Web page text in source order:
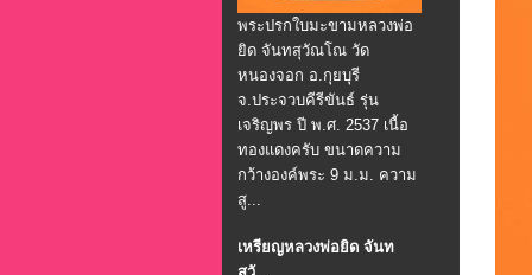
พระปรกใบมะขามหลวงพ่อ
ยิด จันทสุวัณโณ วัด
หนองจอก อ.กุยบุรี
จ.ประจวบคีรีขันธ์ รุ่น
เจริญพร ปี พ.ศ. 2537 เนื้อ
ทองแดงครับ ขนาดความ
กว้างองค์พระ 9 ม.ม. ความ
สู...
เหรียญหลวงพ่อยิด จันท